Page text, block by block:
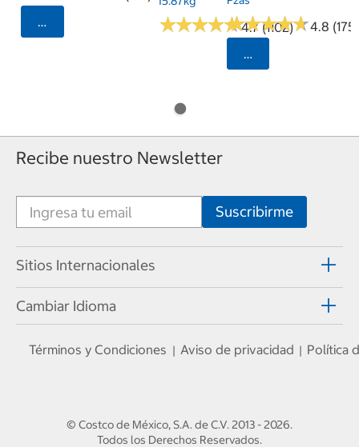
Seleccionar Código Postal
★★★★★
★★★★★4.7 (1102)
★★★★★
★★★★★4.8 (175)
Seleccionar
Recibe nuestro Newsletter
Sitios Internacionales
Cambiar Idioma
Términos y Condiciones | Aviso de privacidad | Política
© Costco de México, S.A. de C.V.2013 - 2026.
Todos los Derechos Reservados.